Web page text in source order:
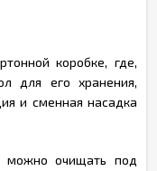
коробке, где,
для его хранения,
и сменная насадка
можно очищать под